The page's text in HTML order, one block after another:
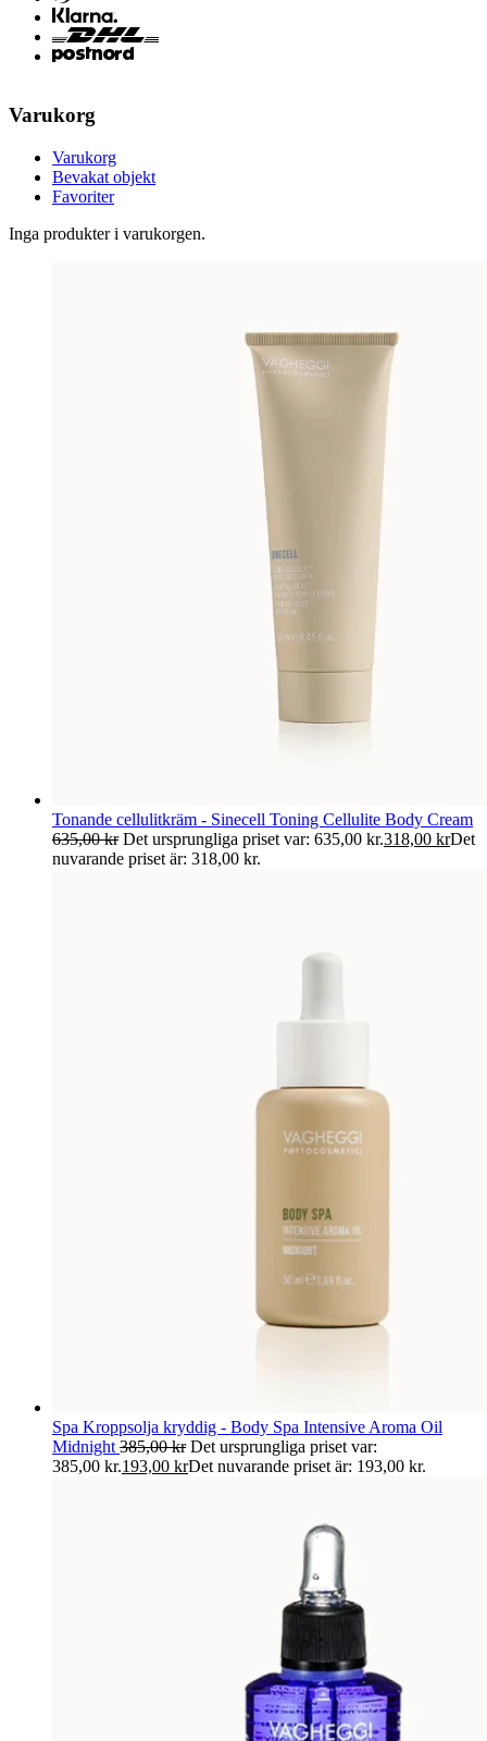
Varukorg
Varukorg
Bevakat objekt
Favoriter
Inga produkter i varukorgen.
Tonande cellulitkräm - Sinecell Toning Cellulite Body Cream
635,00kr Det ursprungliga priset var: 635,00 kr.318,00 krDet
nuvarande priset är: 318,00 kr.
Spa Kroppsolja kryddig - Body Spa Intensive Aroma Oil
Midnight 385,00kr Det ursprungliga priset var:
385,00 kr.193,00 krDet nuvarande priset är: 193,00 kr.